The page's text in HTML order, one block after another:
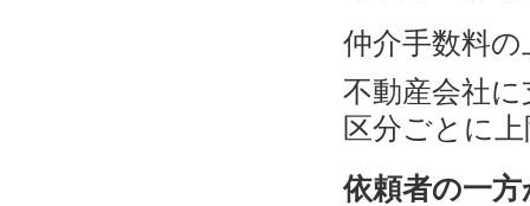
仲介手数料の
不動産会社
区分ごとに
依頼者の一